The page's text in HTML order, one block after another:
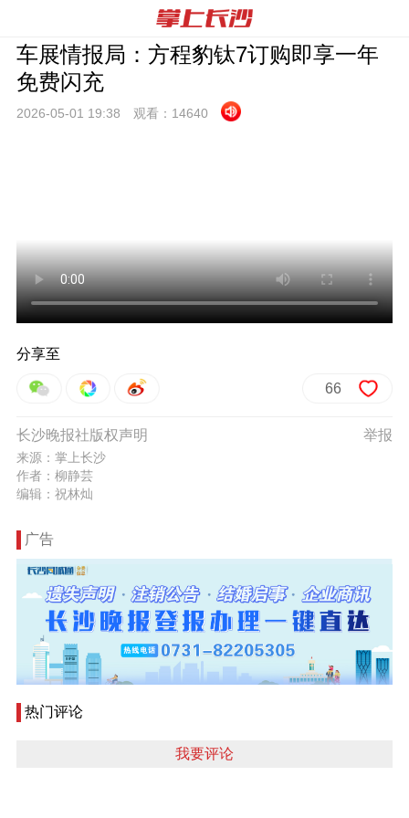
车展情报局：方程豹钛7订购即享一年
免费闪充
2026-05-01 19:38 观看： 14640
分享至
66
举报
长沙晚报社版权声明
来源：掌上长沙
作者：柳静芸
编辑：祝林灿
广告
热门评论
我要评论